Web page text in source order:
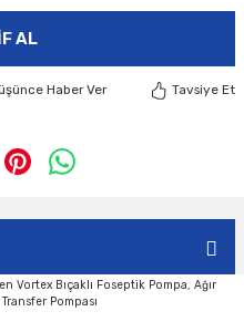
AL
Haber Ver Tavsiye Et
Vortex Bıçaklı Foseptik Pompa, Ağır
Pompası